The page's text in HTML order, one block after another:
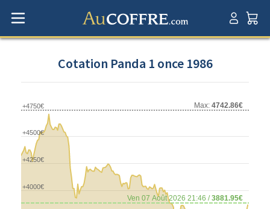
Cotation Panda 1 once 1986
Max: 4742.86€
Ven 07 Août 2026 21:46 /3881.95€
+4000€
+4250€
+4500€
+4750€